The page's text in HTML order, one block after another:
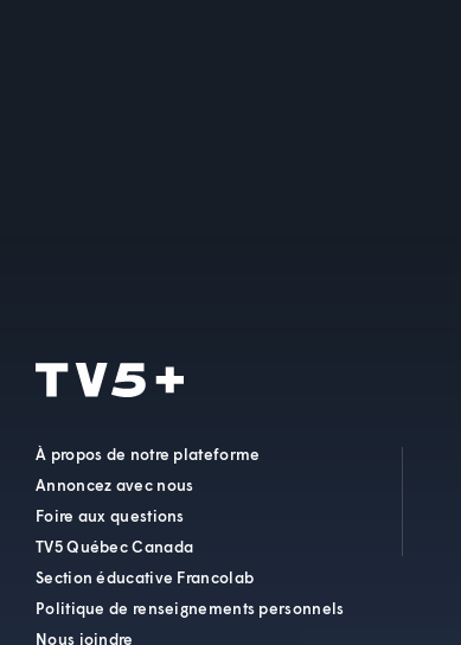
À propos de notre plateforme
Annoncez avec nous
Foire aux questions
TV5 Québec Canada
Section éducative Francolab
Politique de renseignements personnels
Nous joindre